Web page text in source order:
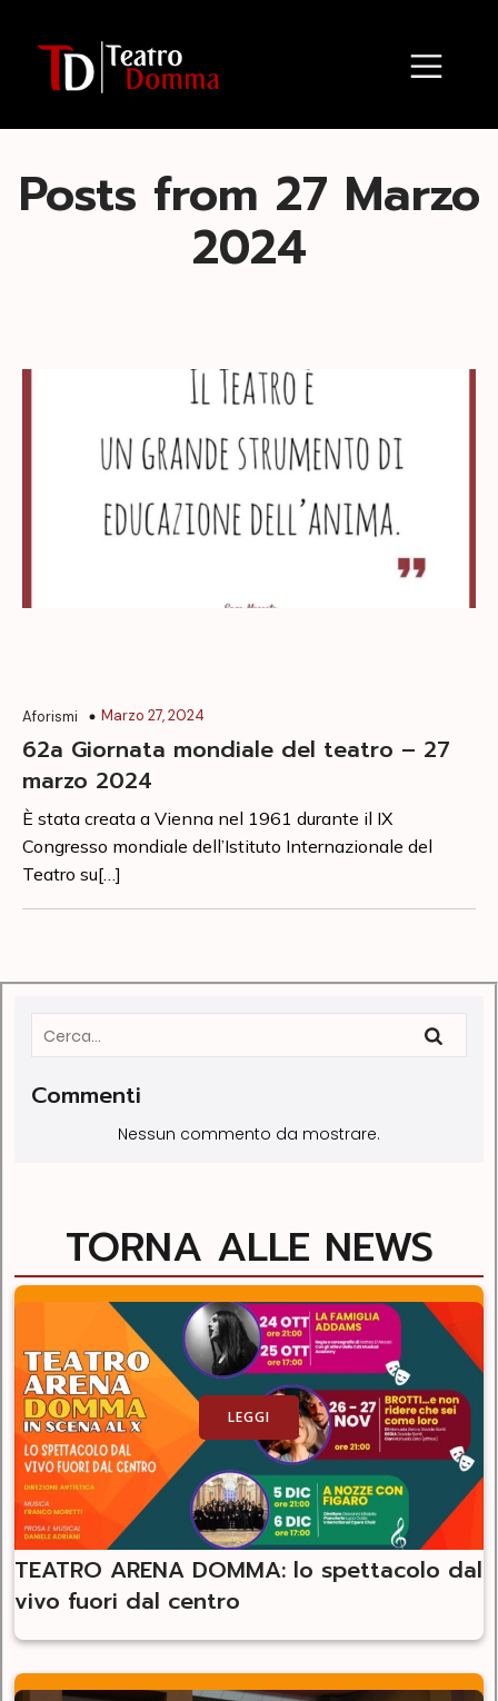
Posts from 27 Marzo
2024
Aforismi Marzo 27, 2024
62a Giornata mondiale del teatro – 27
marzo 2024
È stata creata a Vienna nel 1961 durante il IX
Congresso mondiale dell’Istituto Internazionale del
Teatro su[…]
Commenti
Nessun commento da mostrare.
TORNA ALLE NEWS
LEGGI
TEATRO ARENA DOMMA: lo spettacolo dal
vivo fuori dal centro